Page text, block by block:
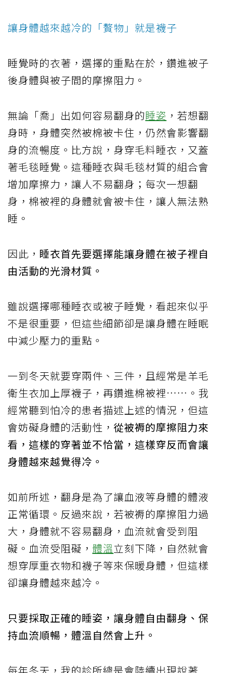
讓身體越來越冷的「贅物」就是襪子
睡覺時的衣著，選擇的重點在於，鑽進被子
後身體與被子間的摩擦阻力。
無論「喬」出如何容易翻身的睡姿 ，若想翻
身時，身體突然被棉被卡住，仍然會影響翻
身的流暢度。比方說，身穿毛料睡衣，又蓋
著毛毯睡覺。這種睡衣與毛毯材質的組合會
增加摩擦力，讓人不易翻身；每次一想翻
身，棉被裡的身體就會被卡住，讓人無法熟
睡。
因此， 睡衣首先要選擇能讓身體在被子裡自
由活動的光滑材質。
雖說選擇哪種睡衣或被子睡覺，看起來似乎
不是很重要，但這些細節卻是讓身體在睡眠
中減少壓力的重點。
一到冬天就要穿兩件、三件，且經常是羊毛
衛生衣加上厚襪子，再鑽進棉被裡……。我
經常聽到怕冷的患者描述上述的情況，但這
會妨礙身體的活動性， 從被褥的摩擦阻力來
看，這樣的穿著並不恰當，這樣穿反而會讓
身體越來越覺得冷。
如前所述，翻身是為了讓血液等身體的體液
正常循環。反過來說，若被褥的摩擦阻力過
大，身體就不容易翻身，血流就會受到阻
礙。血流受阻礙， 體溫立刻下降，自然就會
想穿厚重衣物和襪子等來保暖身體，但這樣
卻讓身體越來越冷。
只要採取正確的睡姿，讓身體自由翻身、保
持血流順暢，體溫自然會上升。
每年冬天，我的診所總是會陸續出現說著